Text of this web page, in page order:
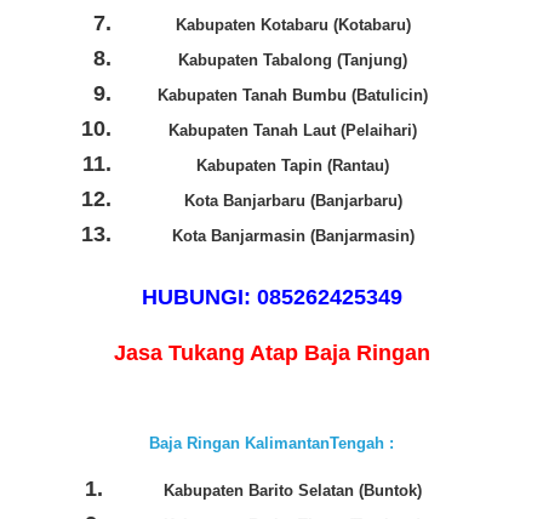
Kabupaten Kotabaru (Kotabaru)
Kabupaten Tabalong (Tanjung)
Kabupaten Tanah Bumbu (Batulicin)
Kabupaten Tanah Laut (Pelaihari)
Kabupaten Tapin (Rantau)
Kota Banjarbaru (Banjarbaru)
Kota Banjarmasin (Banjarmasin)
HUBUNGI: 085262425349
Jasa Tukang Atap Baja Ringan
Baja Ringan KalimantanTengah :
Kabupaten Barito Selatan (Buntok)